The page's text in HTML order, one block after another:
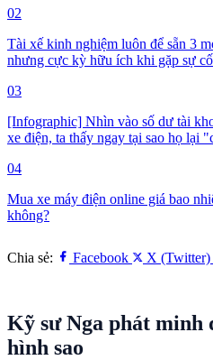
02
Tài xế kinh nghiệm luôn để sẵn 3
nhưng cực kỳ hữu ích khi gặp sự cố
03
[Infographic] Nhìn vào số dư tài
xe điện, ta thấy ngay tại sao họ lại
04
Mua xe máy điện online giá bao
không?
Chia sẻ: Facebook X (Twitter)
Kỹ sư Nga phát minh
hình sao